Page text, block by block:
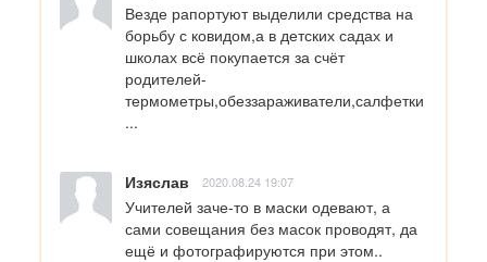
Везде рапортуют выделили средства на
борьбу с ковидом,а в детских садах и
школах всё покупается за счёт
родителей-
термометры,обеззараживатели,салфетки
...
Изяслав 2020.08.24 19:07
Учителей заче-то в маски одевают, а
сами совещания без масок проводят, да
ещё и фотографируются при этом..